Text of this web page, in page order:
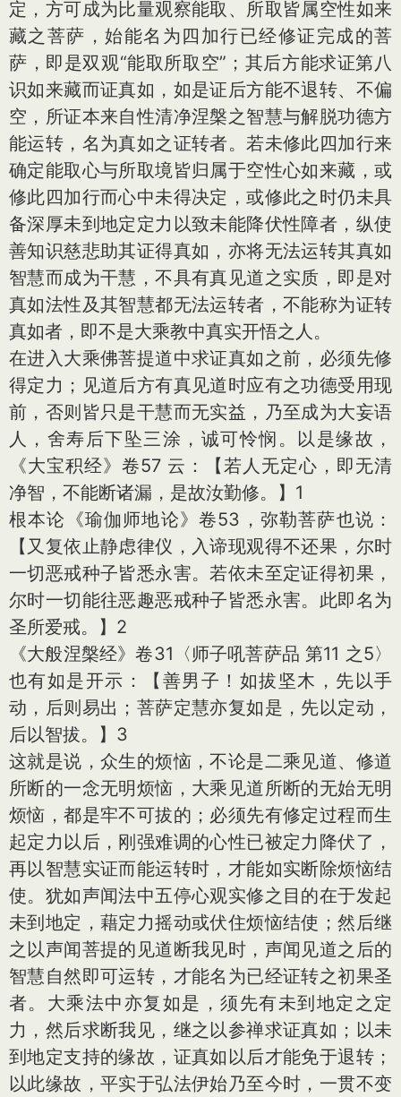
定，方可成为比量观察能取、所取皆属空性如来
藏之菩萨，始能名为四加行已经修证完成的菩
萨，即是双观“能取所取空”；其后方能求证第八
识如来藏而证真如，如是证后方能不退转、不偏
空，所证本来自性清净涅槃之智慧与解脱功德方
能运转，名为真如之证转者。若未修此四加行来
确定能取心与所取境皆归属于空性心如来藏，或
修此四加行而心中未得决定，或修此之时仍未具
备深厚未到地定定力以致未能降伏性障者，纵使
善知识慈悲助其证得真如，亦将无法运转其真如
智慧而成为干慧，不具有真见道之实质，即是对
真如法性及其智慧都无法运转者，不能称为证转
真如者，即不是大乘教中真实开悟之人。
在进入大乘佛菩提道中求证真如之前，必须先修
得定力；见道后方有真见道时应有之功德受用现
前，否则皆只是干慧而无实益，乃至成为大妄语
人，舍寿后下坠三涂，诚可怜悯。以是缘故，
《大宝积经》卷57 云：【若人无定心，即无清
净智，不能断诸漏，是故汝勤修。】1
根本论《瑜伽师地论》卷53，弥勒菩萨也说：
【又复依止静虑律仪，入谛现观得不还果，尔时
一切恶戒种子皆悉永害。若依未至定证得初果，
尔时一切能往恶趣恶戒种子皆悉永害。此即名为
圣所爱戒。】2
《大般涅槃经》卷31〈师子吼菩萨品 第11 之5〉
也有如是开示：【善男子！如拔坚木，先以手
动，后则易出；菩萨定慧亦复如是，先以定动，
后以智拔。】3
这就是说，众生的烦恼，不论是二乘见道、修道
所断的一念无明烦恼，大乘见道所断的无始无明
烦恼，都是牢不可拔的；必须先有修定过程而生
起定力以后，刚强难调的心性已被定力降伏了，
再以智慧实证而能运转时，才能如实断除烦恼结
使。犹如声闻法中五停心观实修之目的在于发起
未到地定，藉定力摇动或伏住烦恼结使；然后继
之以声闻菩提的见道断我见时，声闻见道之后的
智慧自然即可运转，才能名为已经证转之初果圣
者。大乘法中亦复如是，须先有未到地定之定
力，然后求断我见，继之以参禅求证真如；以未
到地定支持的缘故，证真如以后才能免于退转；
以此缘故，平实于弘法伊始乃至今时，一贯不变